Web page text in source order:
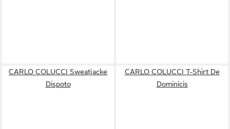
CARLO COLUCCI Sweatjacke
Dispoto
CARLO COLUCCI T-Shirt De
Dominicis